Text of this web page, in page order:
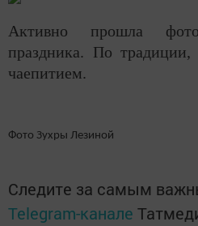
Активно прошла
праздника. По традиции,
чаепитием.
Фото Зухры Лезиной
Следите за самым
Telegram-канале